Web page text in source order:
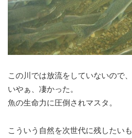
この川では放流をしていないので
いやぁ、凄かった。
魚の生命力に圧倒されマスタ。
こういう自然を次世代に残したいも